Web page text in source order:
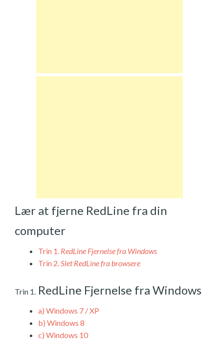
Lær at fjerne RedLine fra din
computer
Trin 1. RedLine Fjernelse fra Windows
Trin 2.Slet RedLine fra browsere
Trin 1. RedLine Fjernelse fra Windows
a) Windows 7 / XP
b) Windows 8
c) Windows 10